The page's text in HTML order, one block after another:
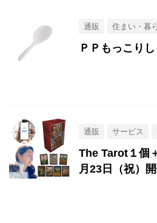
通販 住まい・暮
ＰＰもっこり
通販 サービス
The Tarot１個
月23日（祝）開